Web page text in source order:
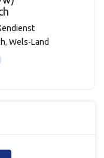
, Wels-Land